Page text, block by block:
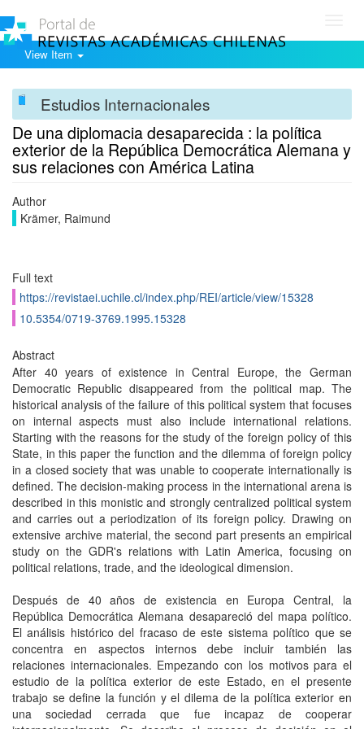
View Item
Estudios Internacionales
De una diplomacia desaparecida : la política
exterior de la República Democrática Alemana y
sus relaciones con América Latina
Author
Krämer, Raimund
Full text
https://revistaei.uchile.cl/index.php/REI/article/view/15328
10.5354/0719-3769.1995.15328
Abstract
After 40 years of existence in Central Europe, the German
Democratic Republic disappeared from the political map. The
historical analysis of the failure of this political system that focuses
on internal aspects must also include international relations.
Starting with the reasons for the study of the foreign policy of this
State, in this paper the function and the dilemma of foreign policy
in a closed society that was unable to cooperate internationally is
defined. The decision-making process in the international arena is
described in this monistic and strongly centralized political system
and carries out a periodization of its foreign policy. Drawing on
extensive archive material, the second part presents an empirical
study on the GDR's relations with Latin America, focusing on
political relations, trade, and the ideological dimension.
Después de 40 años de existencia en Europa Central, la
República Democrática Alemana desapareció del mapa político.
El análisis histórico del fracaso de este sistema político que se
concentra en aspectos internos debe incluir también las
relaciones internacionales. Empezando con los motivos para el
estudio de la política exterior de este Estado, en el presente
trabajo se define la función y el dilema de la política exterior en
una sociedad cerrada que fue incapaz de cooperar